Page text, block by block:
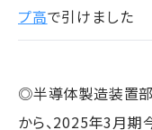
プ高で引けました
◎半導体製造装置
から、2025年3月